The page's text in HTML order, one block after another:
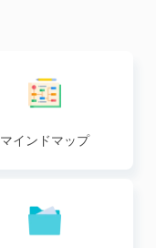
マインドマップ